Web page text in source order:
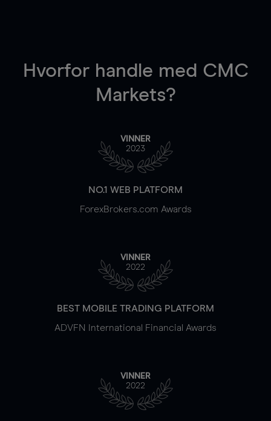
Hvorfor handle med CMC
Markets?
VINNER
2023
NO.1 WEB PLATFORM
ForexBrokers.com Awards
VINNER
2022
BEST MOBILE TRADING PLATFORM
ADVFN International Financial Awards
VINNER
2022